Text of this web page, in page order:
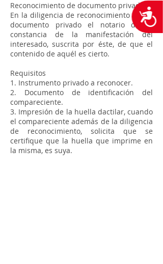
Reconocimiento de documento privado
En la diligencia de reconocimiento de un
documento privado el notario dejará
constancia de la manifestación del
interesado, suscrita por éste, de que el
contenido de aquél es cierto.
Requisitos
1. Instrumento privado a reconocer.
2. Documento de identificación del
compareciente.
3. Impresión de la huella dactilar, cuando
el compareciente además de la diligencia
de reconocimiento, solicita que se
certifique que la huella que imprime en
la misma, es suya.